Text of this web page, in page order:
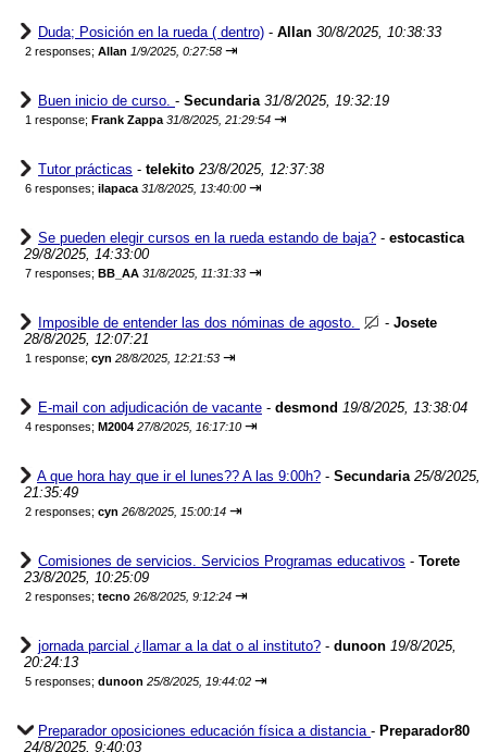
Duda; Posición en la rueda ( dentro) - Allan 30/8/2025, 10:38:33
2 responses; Allan 1/9/2025, 0:27:58 ⇥
Buen inicio de curso. - Secundaria 31/8/2025, 19:32:19
1 response; Frank Zappa 31/8/2025, 21:29:54 ⇥
Tutor prácticas - telekito 23/8/2025, 12:37:38
6 responses; ilapaca 31/8/2025, 13:40:00 ⇥
Se pueden elegir cursos en la rueda estando de baja? - estocastica
29/8/2025, 14:33:00
7 responses; BB_AA 31/8/2025, 11:31:33 ⇥
Imposible de entender las dos nóminas de agosto. - Josete
28/8/2025, 12:07:21
1 response; cyn 28/8/2025, 12:21:53 ⇥
E-mail con adjudicación de vacante - desmond 19/8/2025, 13:38:04
4 responses; M2004 27/8/2025, 16:17:10 ⇥
A que hora hay que ir el lunes?? A las 9:00h? - Secundaria 25/8/2025,
21:35:49
2 responses; cyn 26/8/2025, 15:00:14 ⇥
Comisiones de servicios. Servicios Programas educativos - Torete
23/8/2025, 10:25:09
2 responses; tecno 26/8/2025, 9:12:24 ⇥
jornada parcial ¿llamar a la dat o al instituto? - dunoon 19/8/2025,
20:24:13
5 responses; dunoon 25/8/2025, 19:44:02 ⇥
Preparador oposiciones educación física a distancia - Preparador80
24/8/2025, 9:40:03